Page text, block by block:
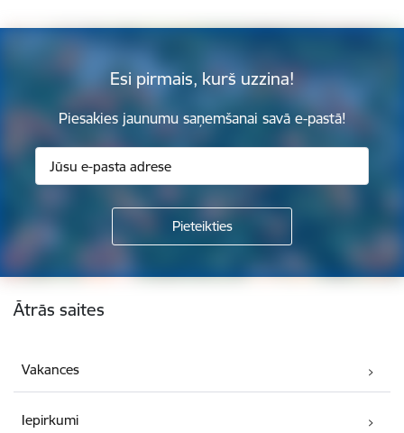
Esi pirmais, kurš uzzina!
Piesakies jaunumu saņemšanai savā e-pastā!
Kājene
Ātrās saites
Vakances
Iepirkumi